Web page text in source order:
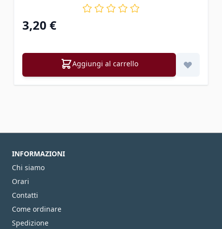
3,20 €
Aggiungi al carrello
INFORMAZIONI
Chi siamo
Orari
Contatti
Come ordinare
Spedizione